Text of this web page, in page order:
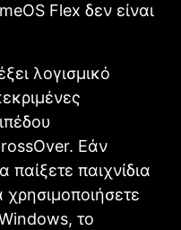
Flex δεν είναι
λογισμικό
Εάν
παιχνίδια
το